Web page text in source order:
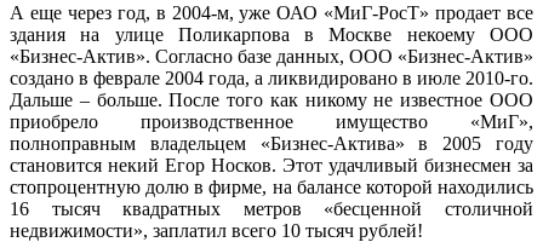
А еще через год, в 2004-м, уже ОАО «МиГ-РосТ» продает все
здания на улице Поликарпова в Москве некоему ООО
«Бизнес-Актив». Согласно базе данных, ООО «Бизнес-Актив»
создано в феврале 2004 года, а ликвидировано в июле 2010-го.
Дальше – больше. После того как никому не известное ООО
приобрело производственное имущество «МиГ»,
полноправным владельцем «Бизнес-Актива» в 2005 году
становится некий Егор Носков. Этот удачливый бизнесмен за
стопроцентную долю в фирме, на балансе которой находились
16 тысяч квадратных метров «бесценной столичной
недвижимости», заплатил всего 10 тысяч рублей!